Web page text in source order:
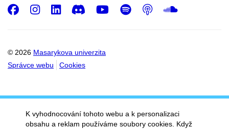
© 2026 Masarykova univerzita
Správce webu
Cookies
Facebook
Instagram
LinkedIn
DiscordYoutube
Spotify
Podcast
K vyhodnocování tohoto webu a k personalizaci
obsahu a reklam používáme soubory cookies. Když